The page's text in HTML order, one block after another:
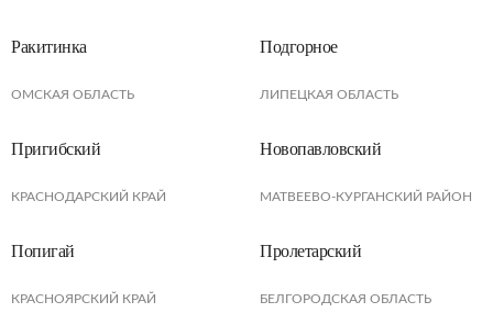
Ракитинка
ОМСКАЯ ОБЛАСТЬ
Подгорное
ЛИПЕЦКАЯ ОБЛАСТЬ
Пригибский
КРАСНОДАРСКИЙ КРАЙ
Новопавловский
МАТВЕЕВО-КУРГАНСКИЙ РАЙОН
Попигай
КРАСНОЯРСКИЙ КРАЙ
Пролетарский
БЕЛГОРОДСКАЯ ОБЛАСТЬ